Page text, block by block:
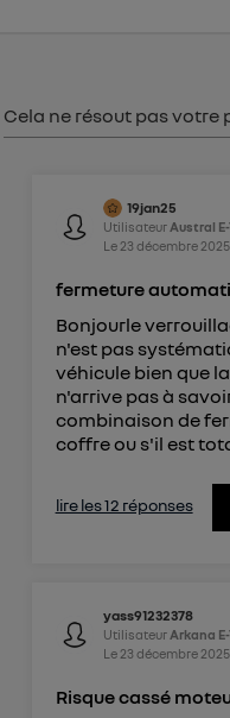
Cela ne résout pas votre
19jan25
Utilisateur Austral
Le 23 décembre 2025
fermeture
Bonjourle
n'est pas
véhicule bien que
n'arrive pas à
combinaison de
coffre ou s'il est
lire les 12 réponses
yass91232378
Utilisateur Arkana
Le 23 décembre 2025
Risque cassé